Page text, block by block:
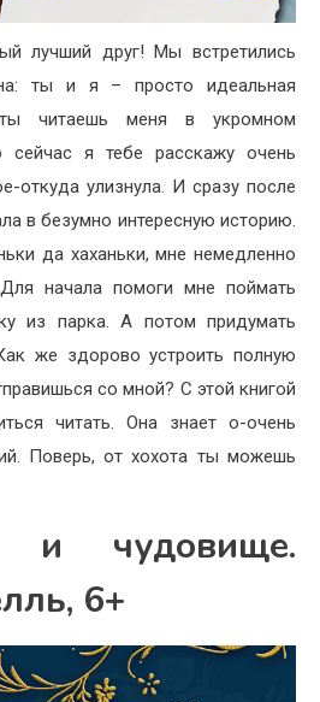
лучший друг! Мы встретились
ты и я – просто идеальная
читаешь меня в укромном
сейчас я тебе расскажу очень
откуда улизнула. И сразу после
в безумно интересную историю.
да хаханьки, мне немедленно
начала помоги мне поймать
из парка. А потом придумать
же здорово устроить полную
со мной? С этой книгой
читать. Она знает о-очень
Поверь, от хохота ты можешь
и чудовище.
6+